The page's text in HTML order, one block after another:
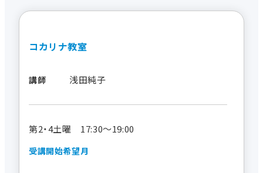
コカリナ教室
講師 浅田純子
第2・4土曜 17:30～19:00
受講開始希望月